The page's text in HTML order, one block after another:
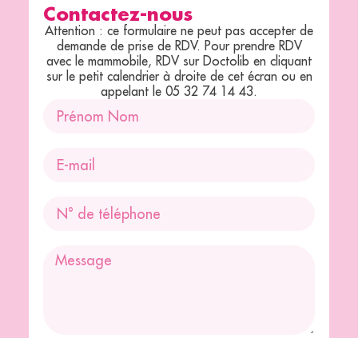
Contactez-nous
Attention : ce formulaire ne peut pas accepter de
demande de prise de RDV. Pour prendre RDV
avec le mammobile, RDV sur Doctolib en cliquant
sur le petit calendrier à droite de cet écran ou en
appelant le 05 32 74 14 43.